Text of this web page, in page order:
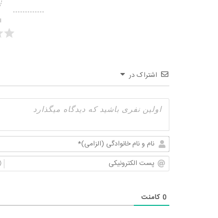
اشتراک در
0 کامنت